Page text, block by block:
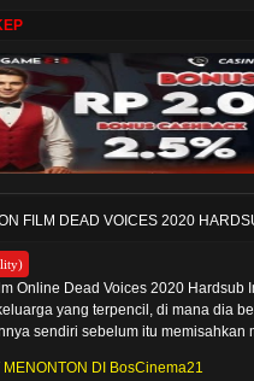
FILM DEAD VOICES 2020
Online Dead Voices 2020
yang terpencil, di mana dia
sendiri sebelum itu memisahkan
MENONTON DI BosCinema21